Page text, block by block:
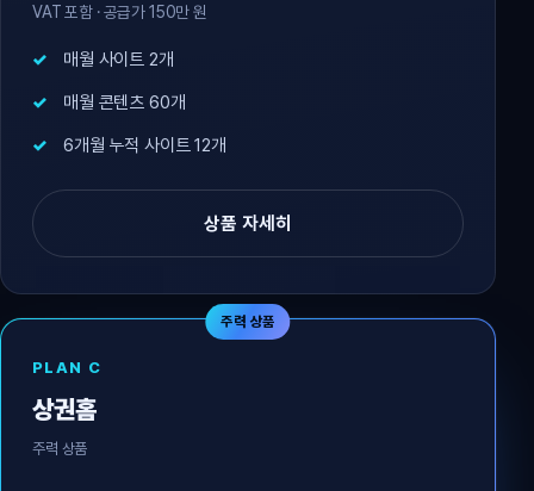
VAT 포함 · 공급가 150만 원
매월 사이트 2개
매월 콘텐츠 60개
6개월 누적 사이트 12개
상품 자세히
주력 상품
PLAN C
상권홈
주력 상품